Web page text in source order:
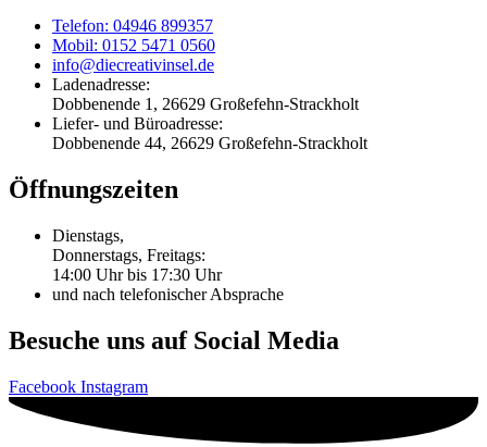
Telefon: 04946 899357
Mobil: 0152 5471 0560
info@diecreativinsel.de
Ladenadresse:
Dobbenende 1, 26629 Großefehn-Strackholt
Liefer- und Büroadresse:
Dobbenende 44, 26629 Großefehn-Strackholt
Öffnungszeiten
Dienstags,
Donnerstags, Freitags:
14:00 Uhr bis 17:30 Uhr
und nach telefonischer Absprache
Besuche uns auf Social Media
Facebook Instagram